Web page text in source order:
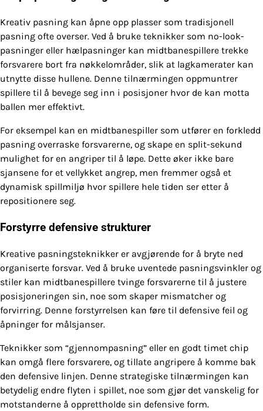
Kreativ pasning kan åpne opp plasser som tradisjonell
pasning ofte overser. Ved å bruke teknikker som no-look-
pasninger eller hælpasninger kan midtbanespillere trekke
forsvarere bort fra nøkkelområder, slik at lagkamerater kan
utnytte disse hullene. Denne tilnærmingen oppmuntrer
spillere til å bevege seg inn i posisjoner hvor de kan motta
ballen mer effektivt.
For eksempel kan en midtbanespiller som utfører en forkledd
pasning overraske forsvarerne, og skape en split-sekund
mulighet for en angriper til å løpe. Dette øker ikke bare
sjansene for et vellykket angrep, men fremmer også et
dynamisk spillmiljø hvor spillere hele tiden ser etter å
repositionere seg.
Forstyrre defensive strukturer
Kreative pasningsteknikker er avgjørende for å bryte ned
organiserte forsvar. Ved å bruke uventede pasningsvinkler og
stiler kan midtbanespillere tvinge forsvarerne til å justere
posisjoneringen sin, noe som skaper mismatcher og
forvirring. Denne forstyrrelsen kan føre til defensive feil og
åpninger for målsjanser.
Teknikker som “gjennompasning” eller en godt timet chip
kan omgå flere forsvarere, og tillate angripere å komme bak
den defensive linjen. Denne strategiske tilnærmingen kan
betydelig endre flyten i spillet, noe som gjør det vanskelig for
motstanderne å opprettholde sin defensive form.